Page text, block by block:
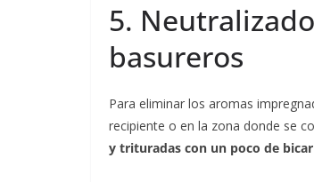
5.
basureros
Para eliminar los aromas
recipiente o en la zona donde se
y trituradas con un poco de